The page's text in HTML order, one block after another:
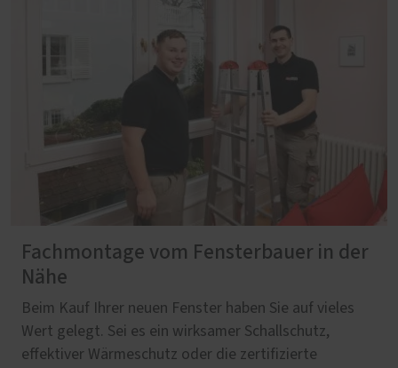
Fachmontage vom Fensterbauer in der
Nähe
Beim Kauf Ihrer neuen Fenster haben Sie auf vieles
Wert gelegt. Sei es ein wirksamer Schallschutz,
effektiver Wärmeschutz oder die zertifizierte